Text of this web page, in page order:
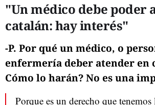
"Un médico debe poder
catalán: hay interés"
-P. Por qué un médico, o
enfermería deber atender en
Cómo lo harán? No es una
Porque es un derecho que tenemos